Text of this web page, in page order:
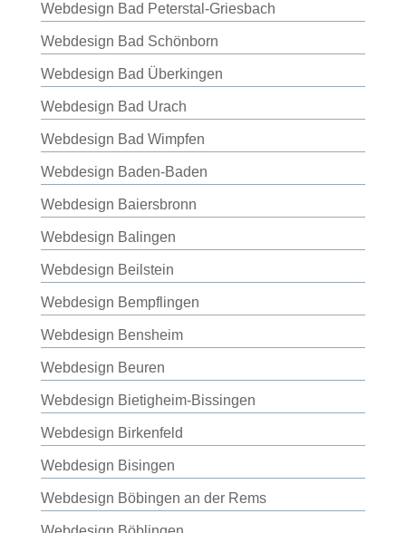
Webdesign Bad Peterstal-Griesbach
Webdesign Bad Schönborn
Webdesign Bad Überkingen
Webdesign Bad Urach
Webdesign Bad Wimpfen
Webdesign Baden-Baden
Webdesign Baiersbronn
Webdesign Balingen
Webdesign Beilstein
Webdesign Bempflingen
Webdesign Bensheim
Webdesign Beuren
Webdesign Bietigheim-Bissingen
Webdesign Birkenfeld
Webdesign Bisingen
Webdesign Böbingen an der Rems